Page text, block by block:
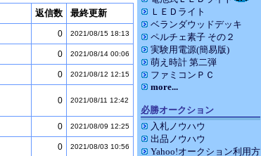
返信数
最終更新
0 2021/08/15 18:13
0 2021/08/14 00:06
0 2021/08/12 12:15
0 2021/08/11 12:42
0 2021/08/09 12:25
0 2021/08/03 10:56
ＬＥＤライト
ベランダウッドデッキ
ペルチェ素子 その２
実験用電源(簡易版)
萌え時計 第二弾
ファミコンＰＣ
more...
必勝オークション
入札ノウハウ
出品ノウハウ
Yahoo!オークション利用方